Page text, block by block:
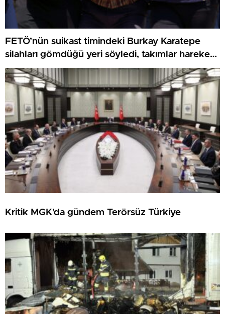
FETÖ’nün suikast timindeki Burkay Karatepe
silahları gömdüğü yeri söyledi, takımlar harekete
geçti
Kritik MGK’da gündem Terörsüz Türkiye